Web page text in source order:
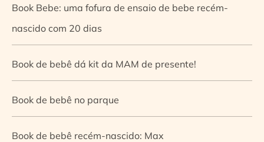
Book Bebe: uma fofura de ensaio de bebe recém-
nascido com 20 dias
Book de bebê dá kit da MAM de presente!
Book de bebê no parque
Book de bebê recém-nascido: Max